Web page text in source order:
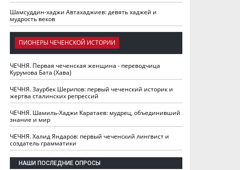
Шамсуддин-хаджи Автахаджиев: девять хаджей и
мудрость веков
ПИОНЕРЫ ЧЕЧЕНСКОЙ ИСТОРИИ
ЧЕЧНЯ. Первая чеченская женщина - переводчица
Курумова Бата (Хава)
ЧЕЧНЯ. Заурбек Шерипов: первый чеченский историк и
жертва сталинских репрессий
ЧЕЧНЯ. Шамиль-Хаджи Каратаев: мудрец, объединивший
знание и мир
ЧЕЧНЯ. Халид Яндаров: первый чеченский лингвист и
создатель грамматики
НАШИ ПОСЛЕДНИЕ ОПРОСЫ